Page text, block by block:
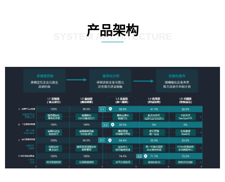
产品架构
SYSTEM ARCHITECTURE